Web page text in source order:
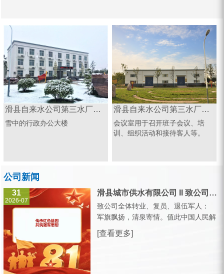
滑县自来水公司第三水厂办公楼
雪中的行政办公大楼
滑县自来水公司第三水厂会议室
会议室用于召开班子会议、培
训、组织活动和接待客人等。
公司新闻
31
2026-07
滑县城市供水有限公司 II 致公司全体转业、复员、退伍军人的一封信
致公司全体转业、复员、退伍军人：
军旗飘扬，清泉寄情。值此中国人民解
放军建军99周年之际，滑县城市供水有
限公司，向全体曾身披戎装、现扎根水
[查看更多]